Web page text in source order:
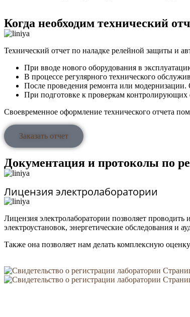
Когда необходим технический
Технический отчет по наладке релейной защиты и
При вводе нового оборудования в
В процессе регулярного технического
После проведения ремонта или модернизации.
При подготовке к проверкам контролирующих
Своевременное оформление технического отчета
Заказать отчет
Документация и протоколы по
Лицензия электролаборатории
Лицензия электролаборатории позволяет
электроустановок, энергетические обследования и
Также она позволяет нам делать комплексную